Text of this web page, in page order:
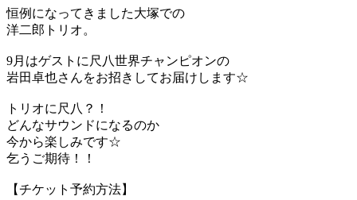
恒例になってきました大塚での
洋二郎トリオ。
9月はゲストに尺八世界チャンピオンの
岩田卓也さんをお招きしてお届けします☆
トリオに尺八？！
どんなサウンドになるのか
今から楽しみです☆
乞うご期待！！
【チケット予約方法】